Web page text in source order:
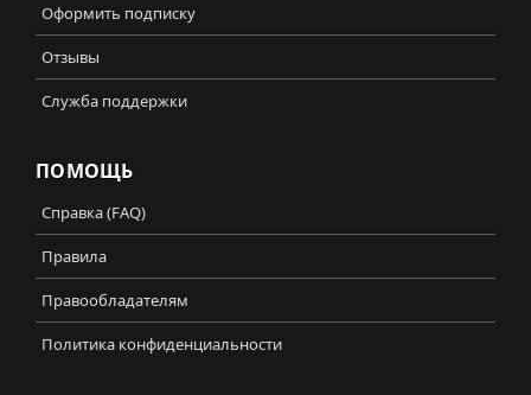
Оформить подписку
Отзывы
Служба поддержки
ПОМОЩЬ
Справка (FAQ)
Правила
Правообладателям
Политика конфиденциальности